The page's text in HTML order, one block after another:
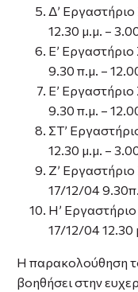
Δ’
12.30 μ.μ. –
Ε’
9.30 π.μ. –
Ε’
9.30 π.μ. –
ΣΤ’
12.30 μ.μ. –
Ζ’
17/12/04
Η’
17/12/04 12.30
Η παρακολούθηση
βοηθήσει στην